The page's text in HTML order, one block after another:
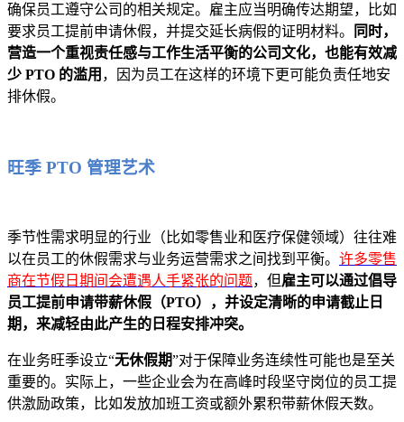
确保员工遵守公司的相关规定。雇主应当明确传达期望，比如
要求员工提前申请休假，并提交延长病假的证明材料。
同时，
营造一个重视责任感与工作生活平衡的公司文化，也能有效减
少 PTO 的滥用 ，因为员工在这样的环境下更可能负责任地安
排休假。
旺季 PTO 管理艺术
季节性需求明显的行业（比如零售业和医疗保健领域）往往难
以在员工的休假需求与业务运营需求之间找到平衡。 许多零售
商在节假日期间会遭遇人手紧张的问题，但雇主可以通过倡导
员工提前申请带薪休假（PTO），并设定清晰的申请截止日
期，来减轻由此产生的日程安排冲突。
在业务旺季设立“无休假期”对于保障业务连续性可能也是至关
重要的。实际上，一些企业会为在高峰时段坚守岗位的员工提
供激励政策，比如发放加班工资或额外累积带薪休假天数。